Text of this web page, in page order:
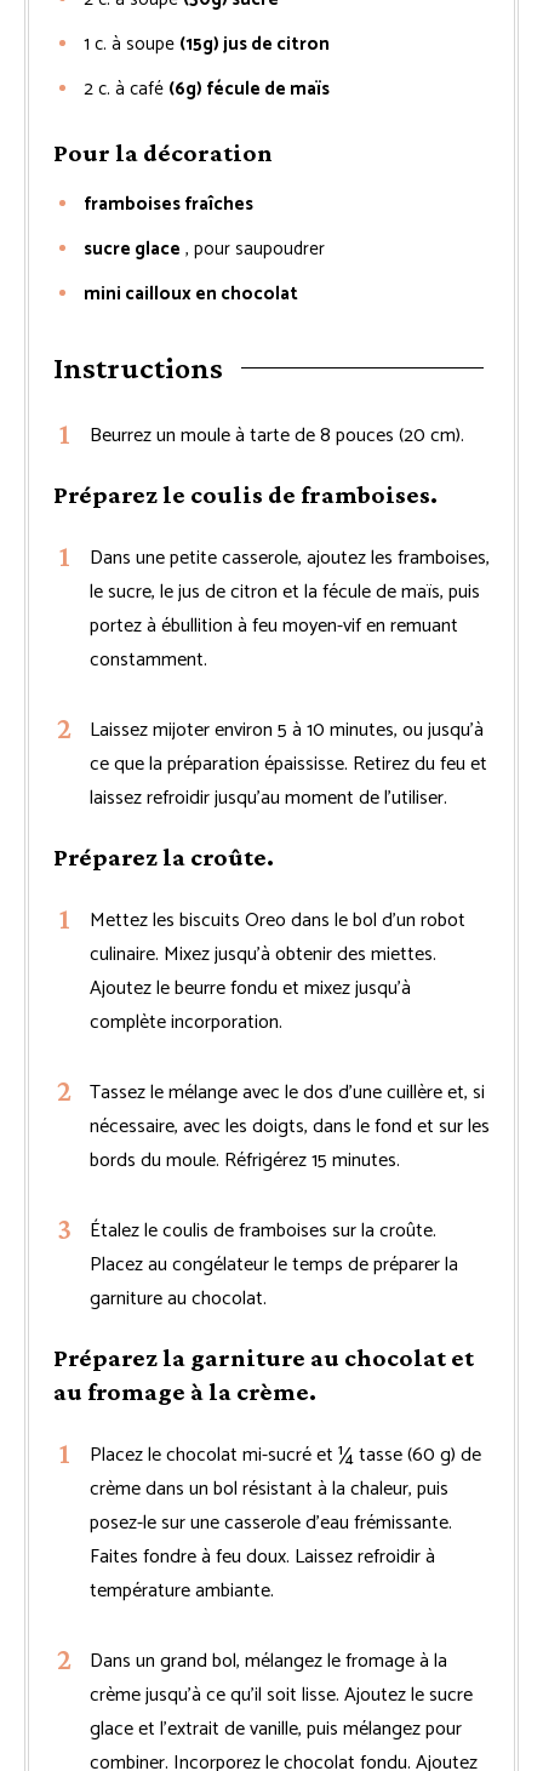
1 c. à soupe (15g) jus de citron
2c. à café (6g) fécule de maïs
Pour la décoration
framboises fraîches
sucre glace , pour saupoudrer
mini cailloux en chocolat
Instructions
Beurrez un moule à tarte de 8 pouces (20 cm).
Préparez le coulis de framboises.
Dans une petite casserole, ajoutez les framboises,
le sucre, le jus de citron et la fécule de maïs, puis
portez à ébullition à feu moyen-vif en remuant
constamment.
Laissez mijoter environ 5 à 10 minutes, ou jusqu’à
ce que la préparation épaississe. Retirez du feu et
laissez refroidir jusqu’au moment de l’utiliser.
Préparez la croûte.
Mettez les biscuits Oreo dans le bol d’un robot
culinaire. Mixez jusqu’à obtenir des miettes.
Ajoutez le beurre fondu et mixez jusqu’à
complète incorporation.
Tassez le mélange avec le dos d’une cuillère et, si
nécessaire, avec les doigts, dans le fond et sur les
bords du moule. Réfrigérez 15 minutes.
Étalez le coulis de framboises sur la croûte.
Placez au congélateur le temps de préparer la
garniture au chocolat.
Préparez la garniture au chocolat et
au fromage à la crème.
Placez le chocolat mi-sucré et ¼ tasse (60 g) de
crème dans un bol résistant à la chaleur, puis
posez-le sur une casserole d’eau frémissante.
Faites fondre à feu doux. Laissez refroidir à
température ambiante.
Dans un grand bol, mélangez le fromage à la
crème jusqu’à ce qu’il soit lisse. Ajoutez le sucre
glace et l’extrait de vanille, puis mélangez pour
combiner. Incorporez le chocolat fondu. Ajoutez